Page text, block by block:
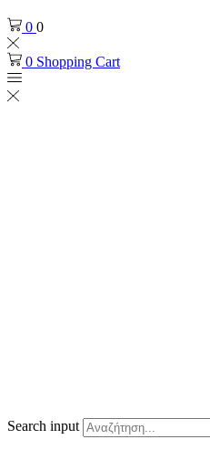
0 0
0 Shopping Cart
Search input